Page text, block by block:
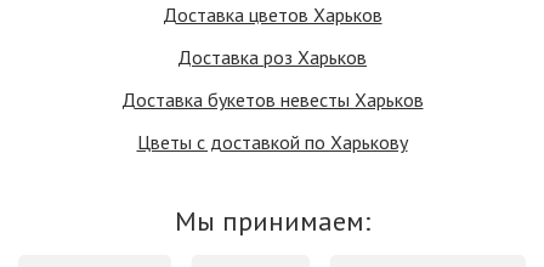
Доставка цветов Харьков
Доставка роз Харьков
Доставка букетов невесты Харьков
Цветы с доставкой по Харькову
Мы принимаем: